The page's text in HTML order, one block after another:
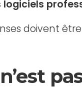
logiciels
doivent être